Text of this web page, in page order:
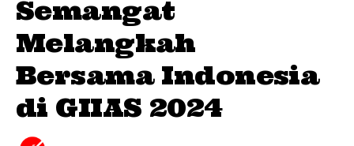
Semangat
Melangkah
Bersama Indonesia
di GIIAS 2024